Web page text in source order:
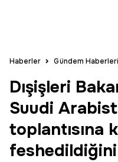
Haberler Gündem Haberleri
Dışişleri
Suudi
toplantısına
feshedildiğini